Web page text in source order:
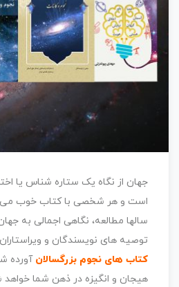
جهان از نگاه یک ستاره شناس یا
است و هر شخصی با کتاب خوب می
سالها مطالعه، نگاهی اجمالی به
توصیه های نویسندگان و
کتاب های نجوم بزرگسالان آورده
هیجان و انگیزه در ذهن شما خواهد